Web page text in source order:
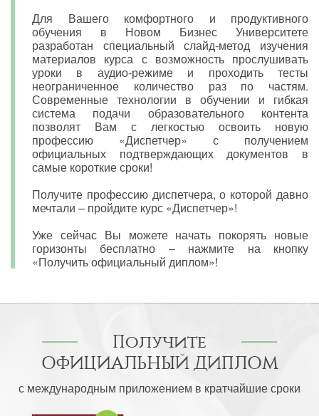
Для Вашего комфортного и продуктивного
обучения в Новом Бизнес Университете
разработан специальный слайд-метод изучения
материалов курса с возможность прослушивать
уроки в аудио-режиме и проходить тесты
неограниченное количество раз по частям.
Современные технологии в обучении и гибкая
система подачи образовательного контента
позволят Вам с легкостью освоить новую
профессию «Диспетчер» с получением
официальных подтверждающих документов в
самые короткие сроки!
Получите профессию диспетчера, о которой давно
мечтали – пройдите курс «Диспетчер»!
Уже сейчас Вы можете начать покорять новые
горизонты бесплатно – нажмите на кнопку
«Получить официальный диплом»!
Получите
ОФИЦИАЛЬНЫЙ ДИПЛОМ
с международным приложением в кратчайшие сроки